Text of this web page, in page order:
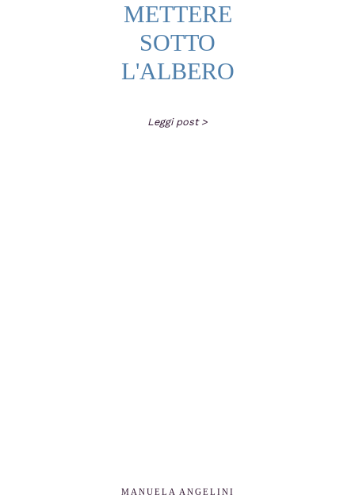
METTERE
SOTTO
L'ALBERO
Leggi post >
MANUELA ANGELINI